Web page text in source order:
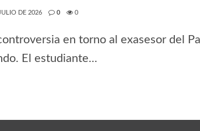
DE 2026 0 0
en torno al exasesor del
El estudiante...